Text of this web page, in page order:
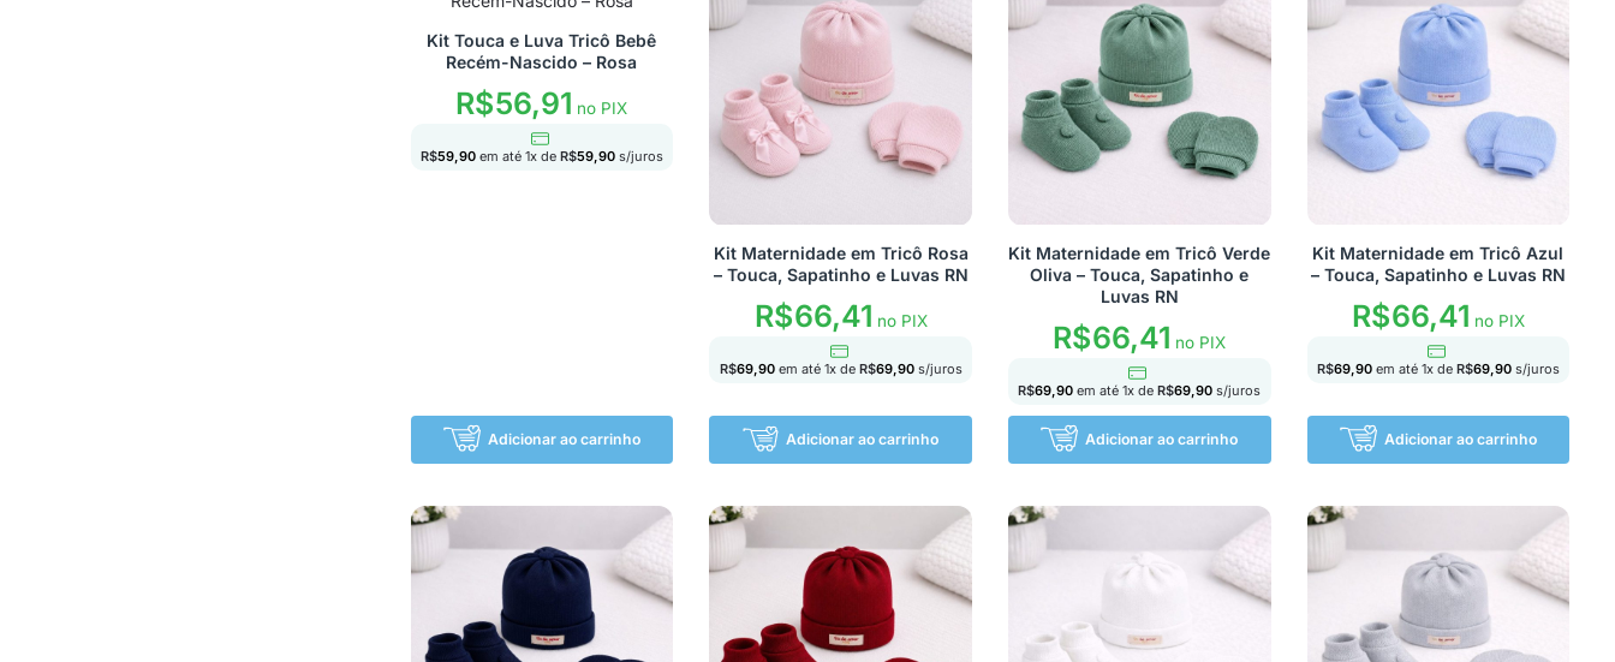
Kit Touca e Luva Tricô Bebê
Recém-Nascido – Rosa
R$56,91 no PIX
R$59,90 em até 1x de R$59,90s/juros
Adicionar ao carrinho
Kit Maternidade em Tricô Rosa
– Touca, Sapatinho e Luvas RN
R$66,41 no PIX
R$69,90 em até 1x de R$69,90s/juros
Adicionar ao carrinho
Kit Maternidade em Tricô Verde
Oliva – Touca, Sapatinho e
Luvas RN
R$66,41 no PIX
R$69,90 em até1x deR$69,90 s/juros
Adicionar ao carrinho
Kit Maternidade em Tricô Azul
– Touca, Sapatinho e Luvas RN
R$66,41 no PIX
R$69,90 em até 1x de R$69,90s/juros
Adicionar ao carrinho